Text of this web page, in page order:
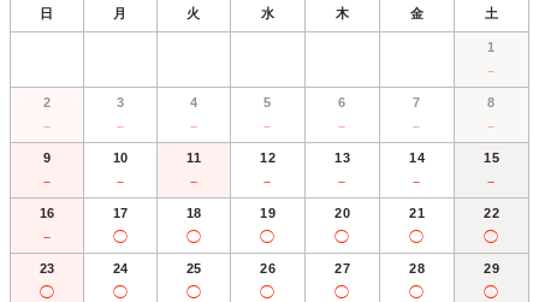
日 月 火 水 木 金 土
1
－
2
－
3
－
4
－
5
－
6
－
7
－
8
－
9
－
10
－
11
－
12
－
13
－
14
－
15
－
16
－
17
◯
18
◯
19
◯
20
◯
21
◯
22
◯
23
◯
24
◯
25
◯
26
◯
27
◯
28
◯
29
◯